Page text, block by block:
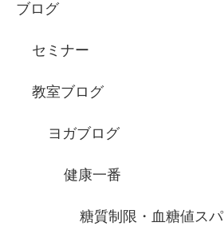
ブログ
セミナー
教室ブログ
ヨガブログ
健康一番
糖質制限・血糖値ス